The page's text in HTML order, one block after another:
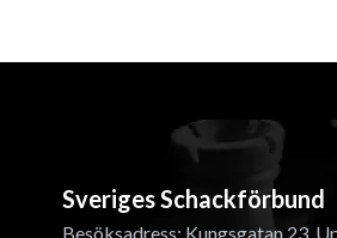
Sveriges Schackförbund
Besöksadress: Kungsgatan 23,